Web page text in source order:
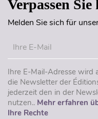
Verpassen
Melden Sie sich für
Ihre E-Mail-Adresse wird
die Newsletter der
jederzeit den in der
nutzen.. Mehr erfahren
Ihre Rechte